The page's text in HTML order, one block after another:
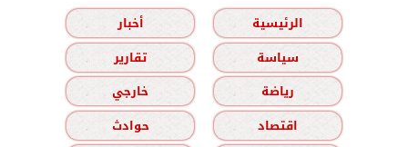
الرئيسية
أخبار
سياسة
تقارير
رياضة
خارجي
اقتصاد
حوادث